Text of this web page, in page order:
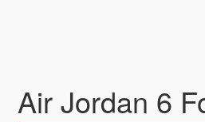
Air Jordan 6